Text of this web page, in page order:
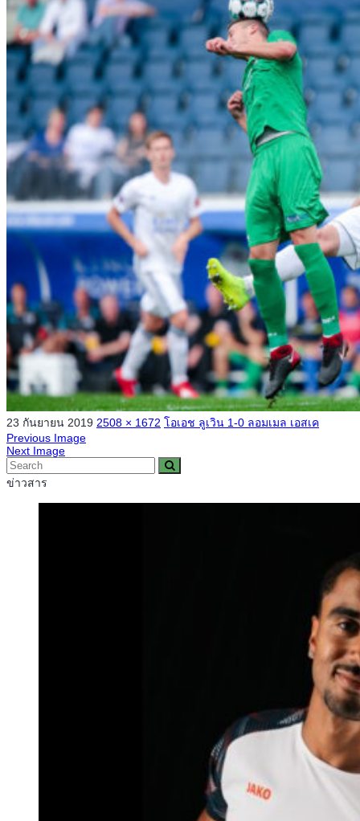
23 กันยายน 2019 2508 × 1672 โอเอช ลูเวิน 1-0 ลอมเมล เอสเค
Previous Image
Next Image
ข่าวสาร